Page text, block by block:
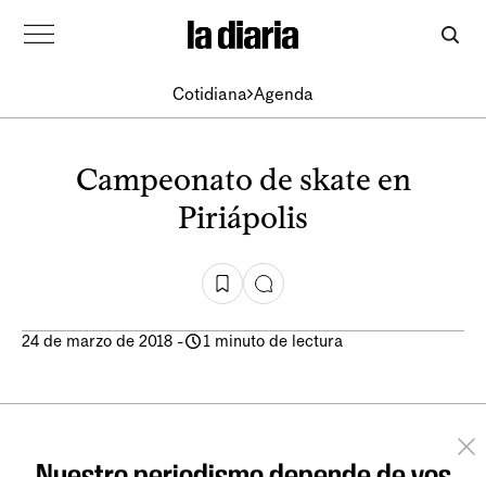
Cotidiana Agenda
Campeonato de skate en
Piriápolis
24 de marzo de 2018 - 1 minuto de lectura